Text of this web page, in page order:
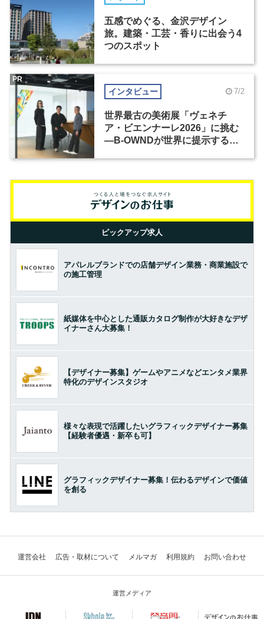
五感でめぐる、金沢デザイン
旅。建築・工芸・香りに出会う4
つのスポット
インタビュー 7/2
世界最古の美術展「ヴェネチ
ア・ビエンナーレ2026」に挑む
―B-OWNDが世界に提示する美
PR
ピックアップ求人
アパレルブランドでの店舗デザイン業務・商業施設で
の施工管理
紙媒体を中心とした通販カタログ制作が大好きなデザ
イナーさん大募集！
【デザイナー募集】ゲームやアニメなどエンタメ業界
特化のデザインスタジオ
様々な表現で活躍したいグラフィックデザイナー募集
【経験者優遇・新卒も可】
グラフィックデザイナー募集！伝わるデザインで価値
を創る
運営会社 広告・取材について メルマガ 利用規約 お問い合わせ
運営メディア